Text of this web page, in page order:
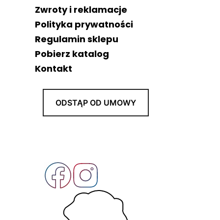
Zwroty i reklamacje
Polityka prywatności
Regulamin sklepu
Pobierz katalog
Kontakt